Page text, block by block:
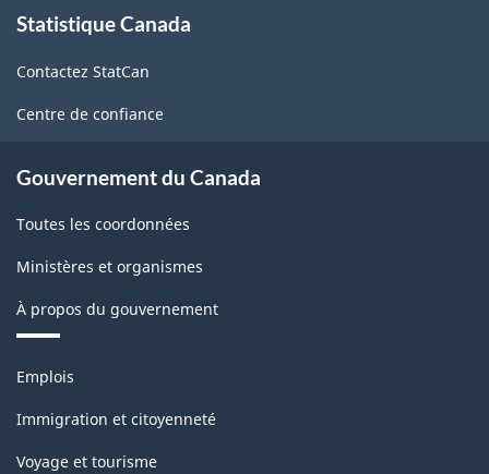
des
propos
ce
site
Statistique Canada
Contactez StatCan
Centre de confiance
Gouvernement du Canada
Toutes les coordonnées
Ministères et organismes
À propos du gouvernement
Thèmes
sujets
Emplois
Immigration et citoyenneté
Voyage et tourisme